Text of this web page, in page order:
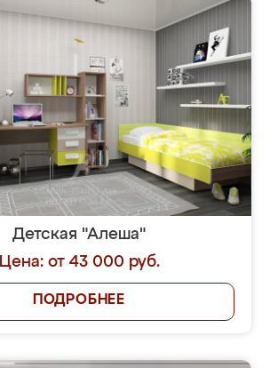
Детская "Алеша"
Цена: от 43 000 руб.
ПОДРОБНЕЕ